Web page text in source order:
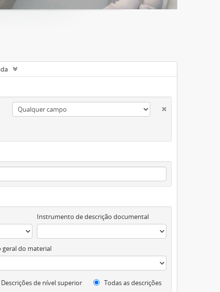
Instrumento de descrição documental
geral do material
Descrições de nível superior Todas as descrições